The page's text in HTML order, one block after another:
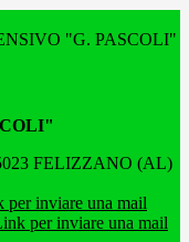
"G. PASCOLI"
FELIZZANO (AL)
per inviare una mail
per inviare una mail